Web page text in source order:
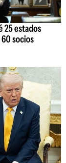
25 estados
socios